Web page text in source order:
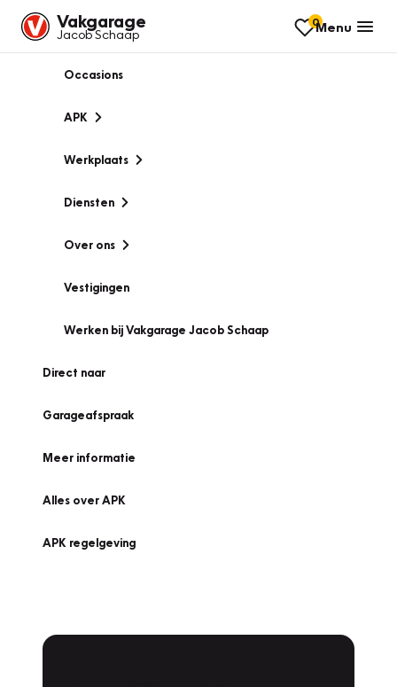
Vakgarage
Jacob Schaap
0Menu
Occasions
APK
Werkplaats
Diensten
Over ons
Vestigingen
Werken bij Vakgarage Jacob Schaap
Direct naar
Garageafspraak
Meer informatie
Alles over APK
APK regelgeving